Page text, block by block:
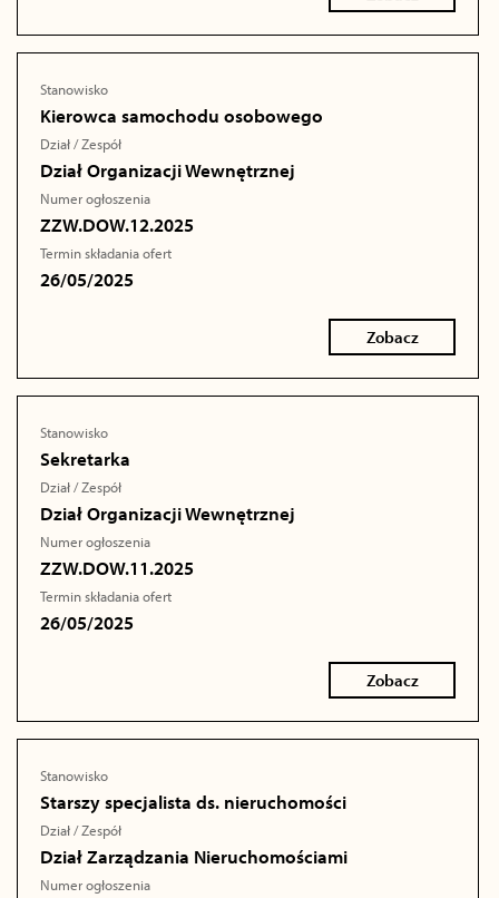
Stanowisko
Kierowca samochodu osobowego
Dział / Zespół
Dział Organizacji Wewnętrznej
Numer ogłoszenia
ZZW.DOW.12.2025
Termin składania ofert
26/05/2025
Zobacz
Stanowisko
Sekretarka
Dział / Zespół
Dział Organizacji Wewnętrznej
Numer ogłoszenia
ZZW.DOW.11.2025
Termin składania ofert
26/05/2025
Zobacz
Stanowisko
Starszy specjalista ds. nieruchomości
Dział / Zespół
Dział Zarządzania Nieruchomościami
Numer ogłoszenia